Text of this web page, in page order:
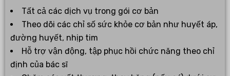
Tất cả các dịch vụ trong gói cơ bản
Theo dõi các chỉ số sức khỏe cơ bản như huyết áp,
đường huyết, nhịp tim
Hỗ trợ vận động, tập phục hồi chức năng theo chỉ
định của bác sĩ